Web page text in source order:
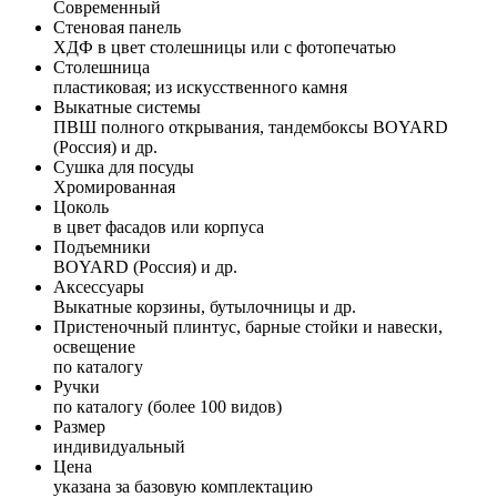
Современный
Стеновая панель
ХДФ в цвет столешницы или с фотопечатью
Столешница
пластиковая; из искусственного камня
Выкатные системы
ПВШ полного открывания, тандембоксы BOYARD
(Россия) и др.
Сушка для посуды
Хромированная
Цоколь
в цвет фасадов или корпуса
Подъемники
BOYARD (Россия) и др.
Аксессуары
Выкатные корзины, бутылочницы и др.
Пристеночный плинтус, барные стойки и навески,
освещение
по каталогу
Ручки
по каталогу (более 100 видов)
Размер
индивидуальный
Цена
указана за базовую комплектацию